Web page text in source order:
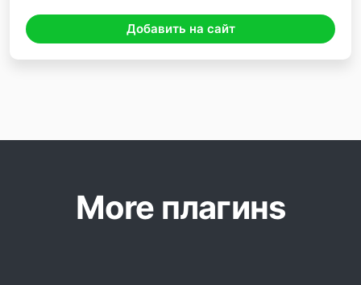
Добавить на сайт
More плагинs